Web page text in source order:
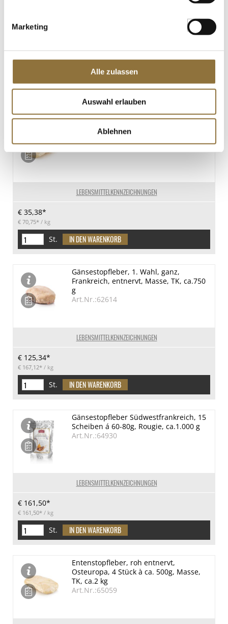
Marketing
Alle zulassen
Auswahl erlauben
Ablehnen
LEBENSMITTELKENNZEICHNUNGEN
Entenstopfleber, roh entnervt,
Osteuropa, Feyel, TK, ca.500 g
Art.Nr.:39151
€ 35,38*
€ 70,75* / kg
St.
LEBENSMITTELKENNZEICHNUNGEN
Gänsestopfleber, 1. Wahl, ganz,
Frankreich, entnervt, Masse, TK, ca.750
g
Art.Nr.:62614
€ 125,34*
€ 167,12* / kg
St.
LEBENSMITTELKENNZEICHNUNGEN
Gänsestopfleber Südwestfrankreich, 15
Scheiben á 60-80g, Rougie, ca.1.000 g
Art.Nr.:64930
€ 161,50*
€ 161,50* / kg
St.
Entenstopfleber, roh entnervt,
Osteuropa, 4 Stück à ca. 500g, Masse,
TK, ca.2 kg
Art.Nr.:65059